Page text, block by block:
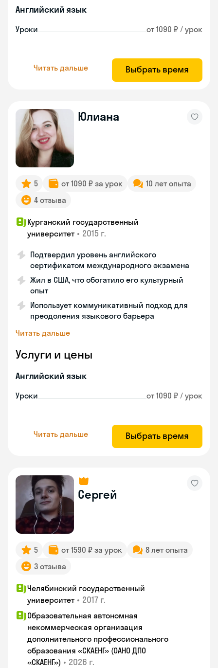
Английский язык
Уроки от 1090 ₽ / урок
Читать дальше Выбрать время
Юлиана
5 от 1090 ₽ за урок
10 лет опыта
4 отзыва
Курганский государственный
университет • 2015 г.
Подтвердил уровень английского
сертификатом международного экзамена
Жил в США, что обогатило его культурный
опыт
Использует коммуникативный подход для
преодоления языкового барьера
Читать дальше
Услуги и цены
Английский язык
Уроки от 1090 ₽ / урок
Читать дальше Выбрать время
Сергей
5 от 1590 ₽ за урок
8 лет опыта
3 отзыва
Челябинский государственный
университет • 2017 г.
Образовательная автономная
некоммерческая организация
дополнительного профессионального
образования «СКАЕНГ» (ОАНО ДПО
«СКАЕНГ») • 2026 г.